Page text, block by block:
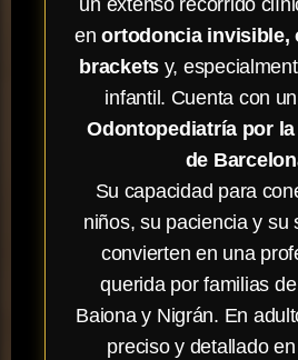
un extenso recorrido
enortodoncia invisible,
bracketsy,
infantil. Cuenta con un
Odontopediatría por
de
Su capacidad para
niños, su paciencia y su
convierten en una
querida por familias
Baiona y Nigrán. En
preciso y detallado